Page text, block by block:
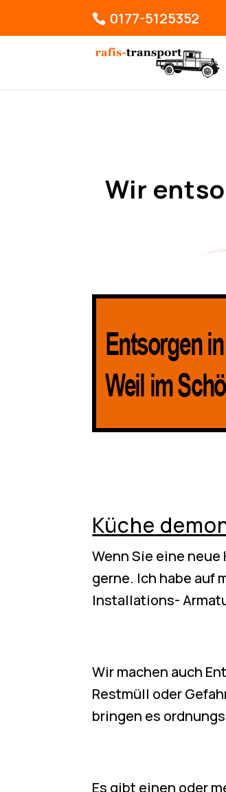
0177-5125352
Wir
Küche
Wenn Sie eine
gerne. Ich habe auf
Installations-
Wir machen auch
Restmüll oder
bringen es
Es gibt einen oder